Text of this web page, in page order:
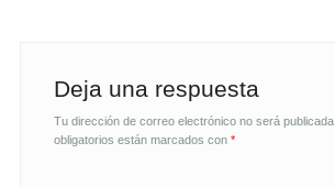
Deja una respuesta
Tu dirección de correo electrónico no será publicada.
obligatorios están marcados con *